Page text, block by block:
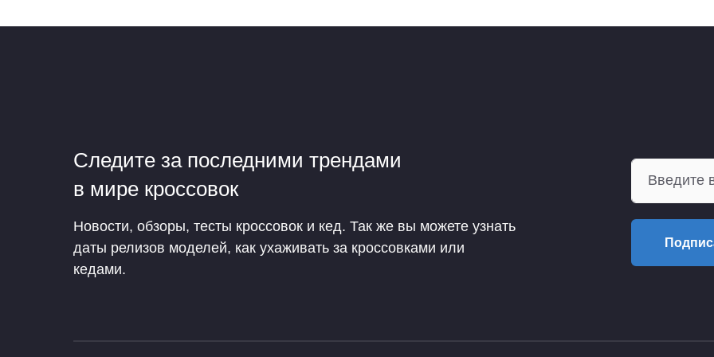
Следите за последними трендами
в мире кроссовок
Новости, обзоры, тесты кроссовок и кед. Так же вы можете узнать
даты релизов моделей, как ухаживать за кроссовками или
кедами.